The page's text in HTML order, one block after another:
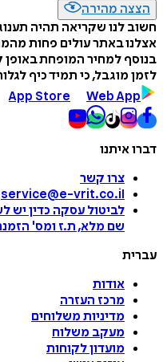
הצצה מהירה
חשוב לנו שקריאה תהיה
אצלנו באתר עולים פחות
בנוסף למחיר המופחת באופן
לזמן מוגבל, כי תמיד כיף
App Store Web App
דברו איתנו
צרו קשר
service@e-vrit.co.il
לביטול עסקה כדין יש
שם מלא, ת.ז ומס'
עברית
אודות
מרכז העזרה
מדיניות משלוחים
מעקב משלוח
מועדון לקוחות